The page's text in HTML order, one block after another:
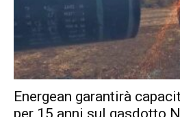
Energean garantirà
per 15 anni sul gasdotto